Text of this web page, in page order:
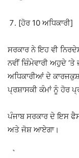
[ਹੋਰ 10 ਅਧਿਕਾਰੀ]
ਸਰਕਾਰ ਨੇ ਇਹ ਵੀ
ਨਵੀਂ ਜ਼ਿੰਮੇਵਾਰੀ ਅਹੁਦੇ
ਅਧਿਕਾਰੀਆਂ ਦੇ
ਪ੍ਰਸ਼ਾਸਕੀ ਕੰਮਾਂ ਨੂੰ ਹੋਰ
ਪੰਜਾਬ ਸਰਕਾਰ ਦੇ ਇਸ
ਅਤੇ ਜੋਸ਼ ਆਏਗਾ।